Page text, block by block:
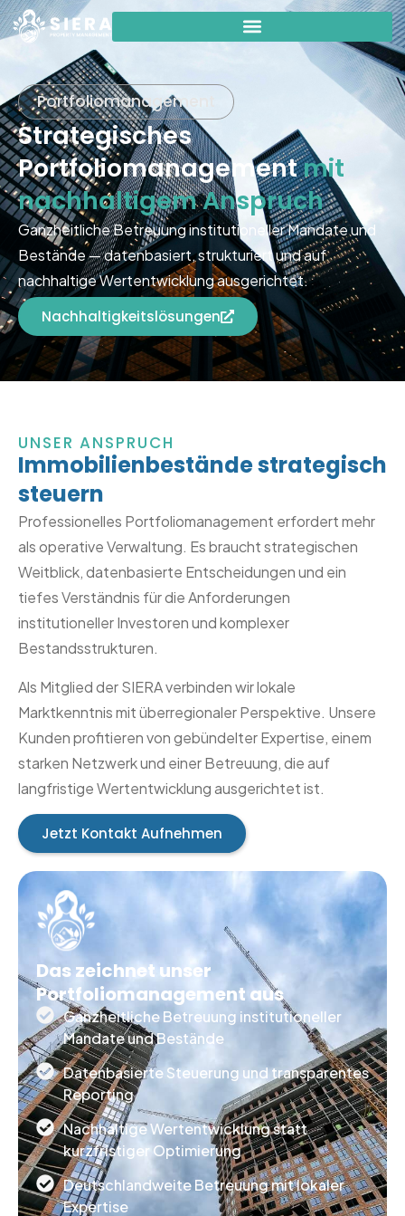
Portfoliomanagement
Strategisches
Portfoliomanagementmit
nachhaltigem Anspruch
Ganzheitliche Betreuung institutioneller Mandate und
Bestände — datenbasiert, strukturiert und auf
nachhaltige Wertentwicklung ausgerichtet.
Nachhaltigkeitslösungen
UNSER ANSPRUCH
Immobilienbestände strategisch
steuern
Professionelles Portfoliomanagement erfordert mehr
als operative Verwaltung. Es braucht strategischen
Weitblick, datenbasierte Entscheidungen und ein
tiefes Verständnis für die Anforderungen
institutioneller Investoren und komplexer
Bestandsstrukturen.
Als Mitglied der SIERA verbinden wir lokale
Marktkenntnis mit überregionaler Perspektive. Unsere
Kunden profitieren von gebündelter Expertise, einem
starken Netzwerk und einer Betreuung, die auf
langfristige Wertentwicklung ausgerichtet ist.
Jetzt Kontakt Aufnehmen
Das zeichnet unser
Portfoliomanagement aus
Ganzheitliche Betreuung institutioneller
Mandate und Bestände
Datenbasierte Steuerung und transparentes
Reporting
Nachhaltige Wertentwicklung statt
kurzfristiger Optimierung
Deutschlandweite Betreuung mit lokaler
Expertise